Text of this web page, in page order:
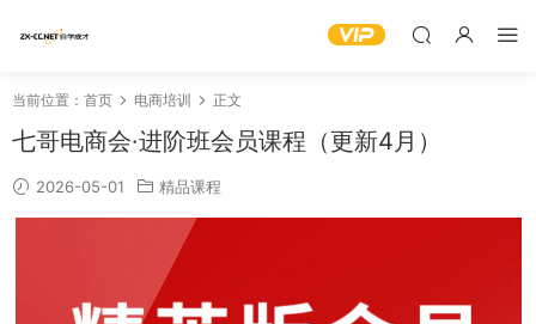
当前位置： 首页 电商培训 正文
七哥电商会·进阶班会员课程（更新4月）
2026-05-01 精品课程